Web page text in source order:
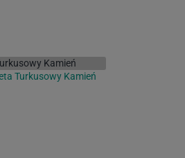
Turkusowy Kamień